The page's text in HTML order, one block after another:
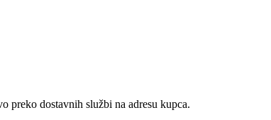
preko dostavnih službi na adresu kupca.